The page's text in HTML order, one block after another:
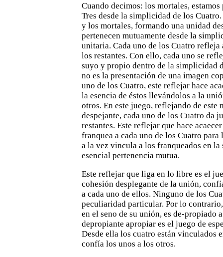
Cuando decimos: los mortales,
Tres desde la simplicidad de los Cuatro.
y los mortales, formando una unidad
pertenecen mutuamente desde la
unitaria. Cada uno de los Cuatro refleja
los restantes. Con ello, cada uno se
suyo y propio dentro de la simplicidad
no es la presentación de una imagen
uno de los Cuatro, este reflejar hace
la esencia de éstos llevándolos a la
otros. En este juego, reflejando de este
despejante, cada uno de los Cuatro da
restantes. Este reflejar que hace
franquea a cada uno de los Cuatro para
a la vez vincula a los franqueados en
esencial pertenencia mutua.
Este reflejar que liga en lo libre es el
cohesión desplegante de la unión,
a cada uno de ellos. Ninguno de los
peculiaridad particular. Por lo
en el seno de su unión, es de-propiado
depropiante apropiar es el juego de
Desde ella los cuatro están vinculados
confía los unos a los otros.